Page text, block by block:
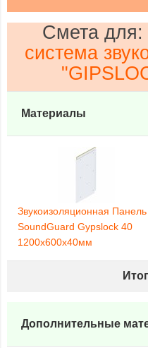
Смета для:
система
Материалы
Звукоизоляционная Панель
SoundGuard Gypslock 40
1200х600x40мм
Дополнительные